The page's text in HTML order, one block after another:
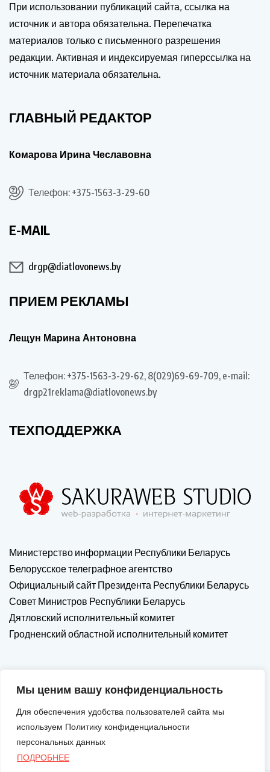
Мы ценим вашу конфиденциальность
Для обеспечения удобства пользователей сайта мы
используем Политику конфиденциальности
персональных данных
ПОДРОБНЕЕ
При использовании публикаций сайта, ссылка на
источник и автора обязательна. Перепечатка
материалов только с письменного разрешения
редакции. Активная и индексируемая гиперссылка на
источник материала обязательна.
ГЛАВНЫЙ РЕДАКТОР
Комарова Ирина Чеславовна
Телефон: +375-1563-3-29-60
E-MAIL
drgp@diatlovonews.by
ПРИЕМ РЕКЛАМЫ
Лещун Марина Антоновна
Телефон: +375-1563-3-29-62, 8(029)69-69-709, e-mail:
drgp21reklama@diatlovonews.by
ТЕХПОДДЕРЖКА
Министерство информации Республики Беларусь
Белорусское телеграфное агентство
Официальный сайт Президента Республики Беларусь
Совет Министров Республики Беларусь
Дятловский исполнительный комитет
Гродненский областной исполнительный комитет